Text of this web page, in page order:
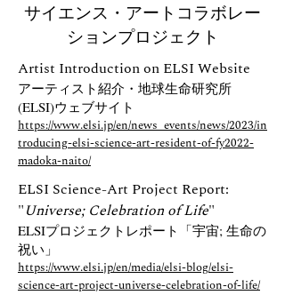
サイエンス・アートコラボレー
ションプロジェクト
Artist Introduction on ELSI Website
アーテ ィスト紹介・地球生命研究所
(ELSI)ウェブサイト
https://www.elsi.jp/en/news_events/news/2023/in
troducing-elsi-science-art-resident-of-fy2022-
madoka-naito/
ELSI Science-Art Project Report:
"Universe; Celebration of Life"
ELSIプロジェクトレポート ​​「宇宙; 生命の
祝い」
https://www.elsi.jp/en/media/elsi-blog/elsi-
science-art-project-universe-celebration-of-life/